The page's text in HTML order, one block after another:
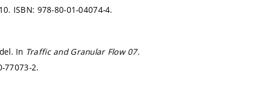
ISBN: 978-80-01-04074-4.
In Traffic and Granular Flow 07.
77073-2.